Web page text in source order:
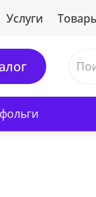
Услуги